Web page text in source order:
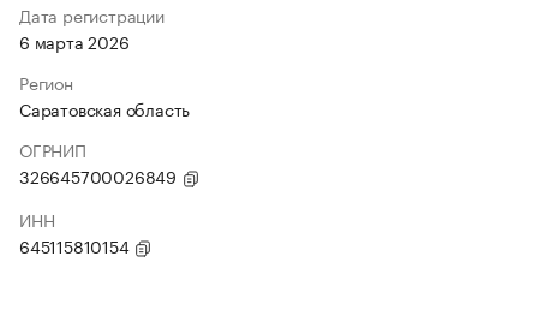
Дата регистрации
6 марта 2026
Регион
Саратовская область
ОГРНИП
326645700026849
ИНН
645115810154